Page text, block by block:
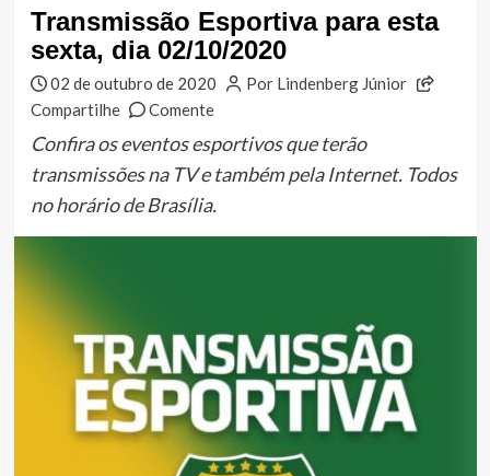
Transmissão Esportiva para esta
sexta, dia 02/10/2020
02 de outubro de 2020
Por Lindenberg Júnior
Compartilhe
Comente
Confira os eventos esportivos que terão
transmissões na TV e também pela Internet. Todos
no horário de Brasília.